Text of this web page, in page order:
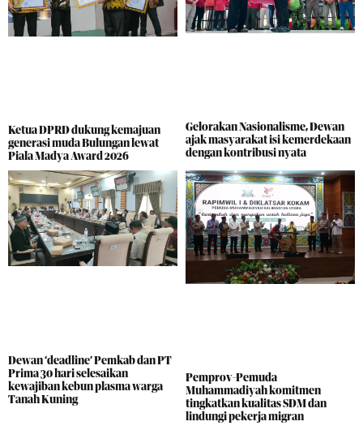
Ketua DPRD dukung kemajuan
generasi muda Bulungan lewat
Piala Madya Award 2026
Gelorakan Nasionalisme, Dewan
ajak masyarakat isi kemerdekaan
dengan kontribusi nyata
Dewan ‘deadline’ Pemkab dan PT
Prima 30 hari selesaikan
kewajiban kebun plasma warga
Tanah Kuning
Pemprov-Pemuda
Muhammadiyah komitmen
tingkatkan kualitas SDM dan
lindungi pekerja migran